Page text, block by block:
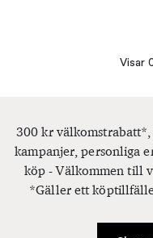
Visar
300 kr
kampanjer, personliga
köp - Välkommen till
*Gäller ett